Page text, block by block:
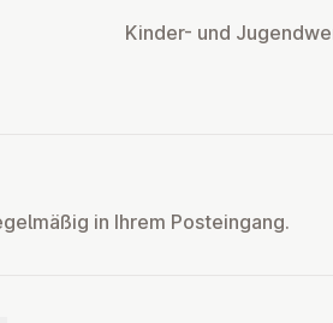
Kinder- und
in Ihrem Posteingang.